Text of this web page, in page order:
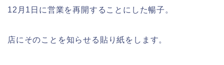
12月1日に営業を再開することにした暢子。
店にそのことを知らせる貼り紙をします。